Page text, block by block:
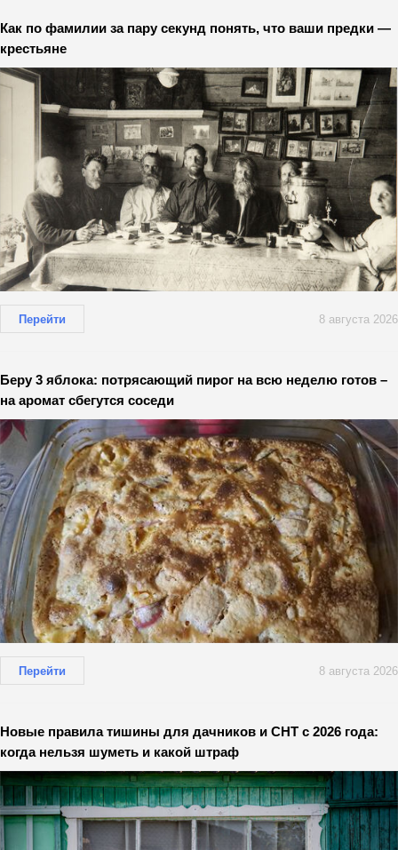
Как по фамилии за пару секунд понять, что ваши предки —
крестьяне
Перейти 8 августа 2026
Беру 3 яблока: потрясающий пирог на всю неделю готов –
на аромат сбегутся соседи
Перейти 8 августа 2026
Новые правила тишины для дачников и СНТ с 2026 года:
когда нельзя шуметь и какой штраф